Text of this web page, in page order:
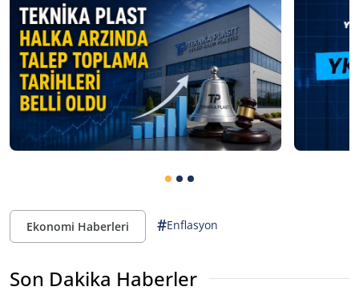
Ekonomi Haberleri #Enflasyon
Son Dakika Haberler